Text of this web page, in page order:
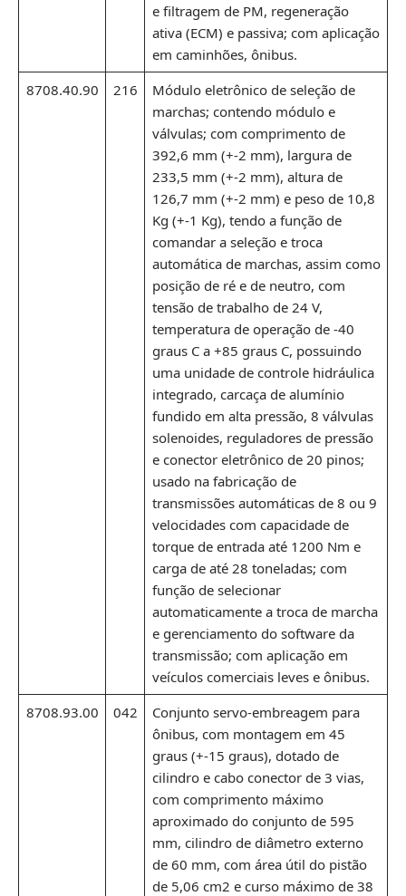
e filtragem de PM, regeneração
ativa (ECM) e passiva; com aplicação
em caminhões, ônibus.
8708.40.90
216
Módulo eletrônico de seleção de
marchas; contendo módulo e
válvulas; com comprimento de
392,6 mm (+-2 mm), largura de
233,5 mm (+-2 mm), altura de
126,7 mm (+-2 mm) e peso de 10,8
Kg (+-1 Kg), tendo a função de
comandar a seleção e troca
automática de marchas, assim como
posição de ré e de neutro, com
tensão de trabalho de 24 V,
temperatura de operação de -40
graus C a +85 graus C, possuindo
uma unidade de controle hidráulica
integrado, carcaça de alumínio
fundido em alta pressão, 8 válvulas
solenoides, reguladores de pressão
e conector eletrônico de 20 pinos;
usado na fabricação de
transmissões automáticas de 8 ou 9
velocidades com capacidade de
torque de entrada até 1200 Nm e
carga de até 28 toneladas; com
função de selecionar
automaticamente a troca de marcha
e gerenciamento do software da
transmissão; com aplicação em
veículos comerciais leves e ônibus.
8708.93.00
042
Conjunto servo-embreagem para
ônibus, com montagem em 45
graus (+-15 graus), dotado de
cilindro e cabo conector de 3 vias,
com comprimento máximo
aproximado do conjunto de 595
mm, cilindro de diâmetro externo
de 60 mm, com área útil do pistão
de 5,06 cm2 e curso máximo de 38